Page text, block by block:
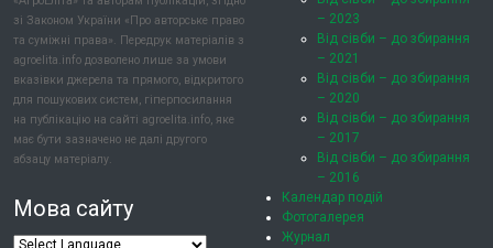
зі Законом України «Про авторське право
та суміжні права». Передрук матеріалів з
agroelita.info дозволено лише за умови
вказівки джерела та прямого, відкритого
для пошукових систем, гіперпосилання
на публікацію на сайті agroelita.info, яке
має бути зазначено не далі другого
абзацу матеріалу.
Мова сайту
– 2023
Від сівби – до збирання
– 2021
Від сівби – до збирання
– 2020
Від сівби – до збирання
– 2017
Від сівби – до збирання
– 2016
Календар подій
Фотогалерея
Журнал